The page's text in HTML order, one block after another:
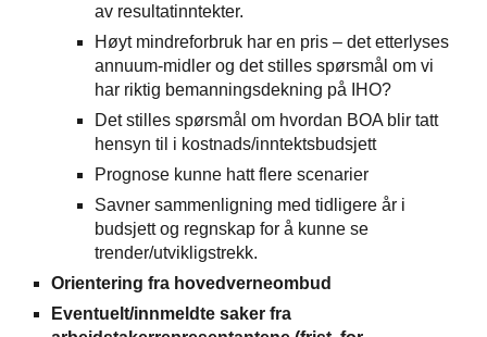
av resultatinntekter.
Høyt mindreforbruk har en pris – det etterlyses
annuum-midler og det stilles spørsmål om vi
har riktig bemanningsdekning på IHO?
Det stilles spørsmål om hvordan BOA blir tatt
hensyn til i kostnads/inntektsbudsjett
Prognose kunne hatt flere scenarier
Savner sammenligning med tidligere år i
budsjett og regnskap for å kunne se
trender/utvikligstrekk.
Orientering fra hovedverneombud
Eventuelt/innmeldte saker fra